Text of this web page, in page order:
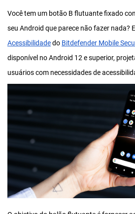
Você tem um botão B flutuante fixado
seu Android que parece não fazer nada?
Acessibilidadedo Bitdefender Mobile
disponível no Android 12 e superior,
usuários com necessidades de